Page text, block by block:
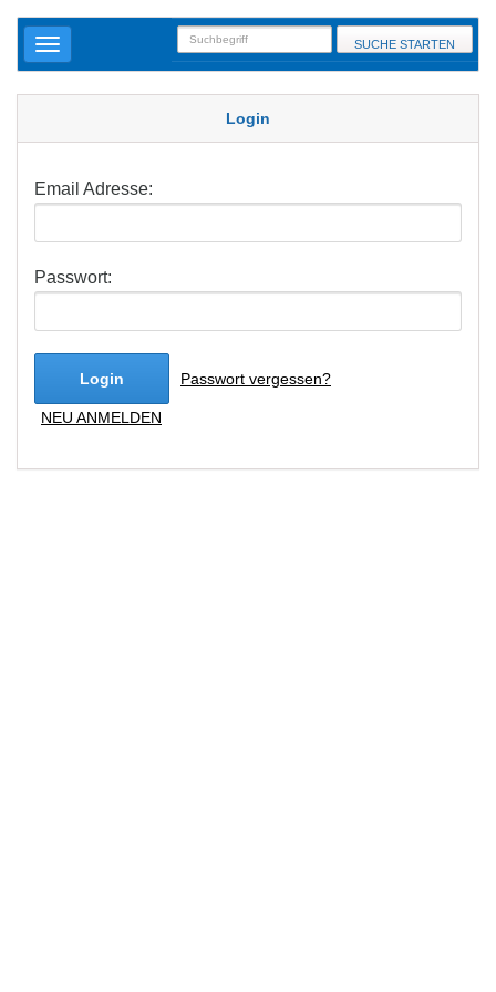
SUCHE STARTEN
Login
Email Adresse:
Passwort:
Login Passwort vergessen?
NEU ANMELDEN